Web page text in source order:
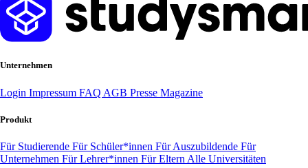
Unternehmen
Login Impressum FAQ AGB Presse Magazine
Produkt
Für Studierende Für Schüler*innen Für Auszubildende Für
Unternehmen Für Lehrer*innen Für Eltern Alle Universitäten